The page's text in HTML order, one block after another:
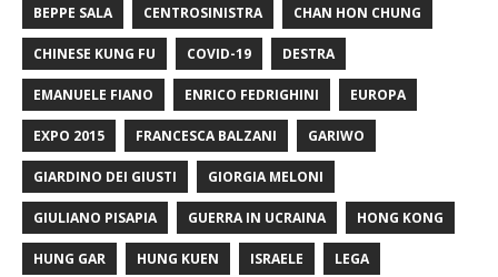
BEPPE SALA CENTROSINISTRA CHAN HON CHUNG
CHINESE KUNG FU COVID-19 DESTRA
EMANUELE FIANO ENRICO FEDRIGHINI EUROPA
EXPO 2015 FRANCESCA BALZANI GARIWO
GIARDINO DEI GIUSTI GIORGIA MELONI
GIULIANO PISAPIA GUERRA IN UCRAINA HONG KONG
HUNG GAR HUNG KUEN ISRAELE LEGA